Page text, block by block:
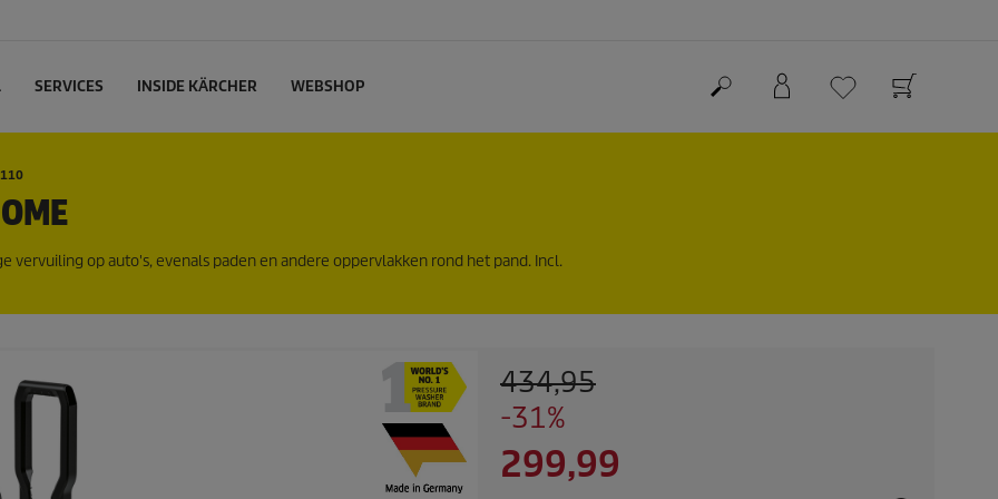
SERVICES INSIDE KÄRCHER WEBSHOP
vervuiling op auto's, evenals paden en andere oppervlakken rond het pand. Incl.
O
d
p
r
434,95
S
a
v
-31%
C
299,99